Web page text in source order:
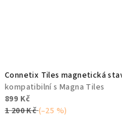
Connetix Tiles magnetická
kompatibilní s Magna Tiles
899 Kč
1 200 Kč(–25 %)